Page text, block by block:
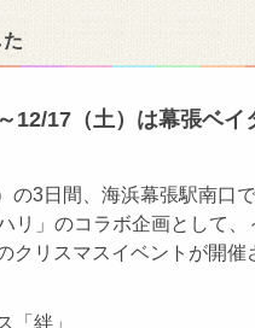
12/17（土）は幕張ベ
の3日間、海浜幕張駅南口
リ」のコラボ企画として
クリスマスイベントが開
「絆」